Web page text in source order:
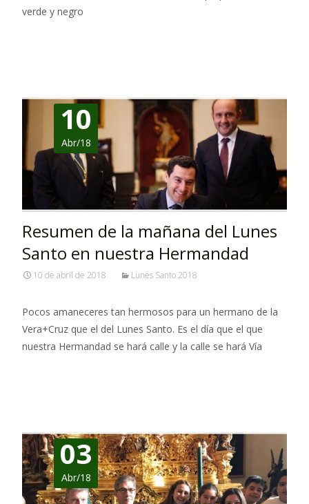
verde y negro
10
Abr/18
Resumen de la mañana del Lunes
Santo en nuestra Hermandad
10 de abril de 2018 Lunes Santo 2018
Pocos amaneceres tan hermosos para un hermano de la
Vera+Cruz que el del Lunes Santo. Es el día que el que
nuestra Hermandad se hará calle y la calle se hará Vía
03
Abr/18